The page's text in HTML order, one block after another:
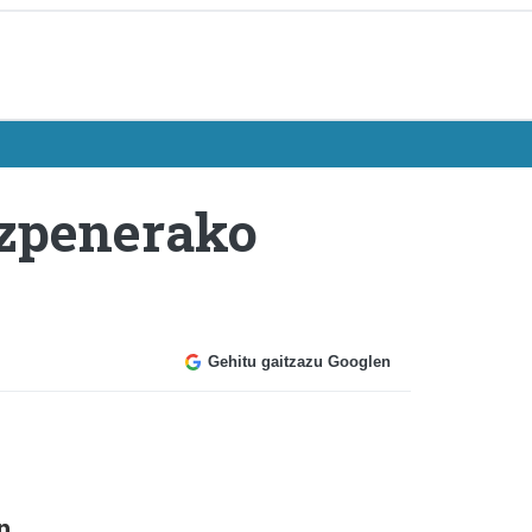
Gehitu gaitzazu Googlen